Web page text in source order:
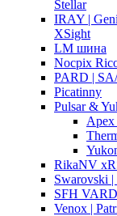
Stellar
IRAY |
XSight
LM шина
Nocpix
PARD |
Picatinny
Pulsar &
Apex
RikaNV
Swarovski
SFH VARD
Venox |